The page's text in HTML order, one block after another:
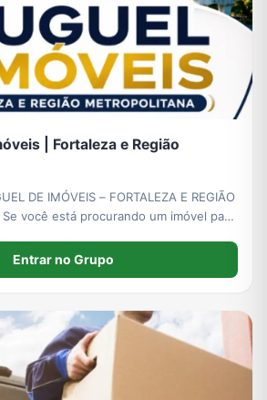
| Fortaleza e Região
DE IMÓVEIS – FORTALEZA E REGIÃO
inquilinos, corretores e imobiliárias
Entrar no Grupo